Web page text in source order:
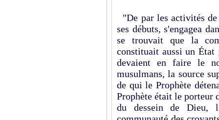
"De par les activités
ses débuts, s'engagea
se trouvait que la
constituait aussi un
devaient en faire le
musulmans, la source
de qui le Prophète
Prophète était le porteur
du dessein de Dieu,